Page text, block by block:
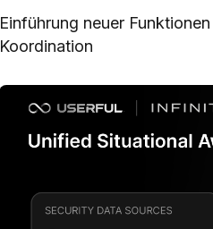
Einführung neuer
Koordination